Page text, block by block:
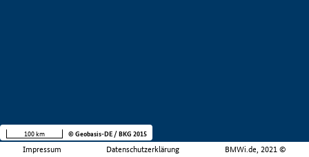
Impressum Datenschutzerklärung BMWi.de, 2021 ©
100 km © Geobasis-DE / BKG 2015